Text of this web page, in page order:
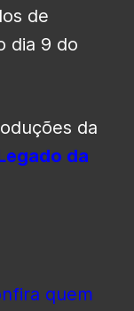
de
dia 9 do
da
da
quem